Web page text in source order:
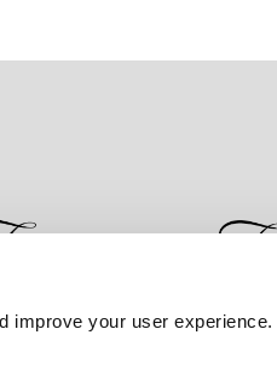
improve your user